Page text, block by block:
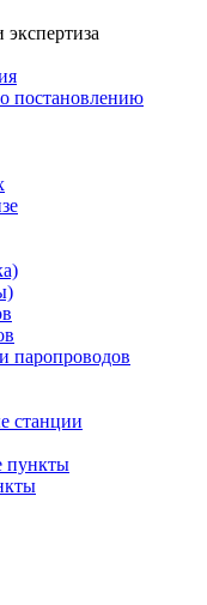
постановлению
паропроводов
станции
пункты